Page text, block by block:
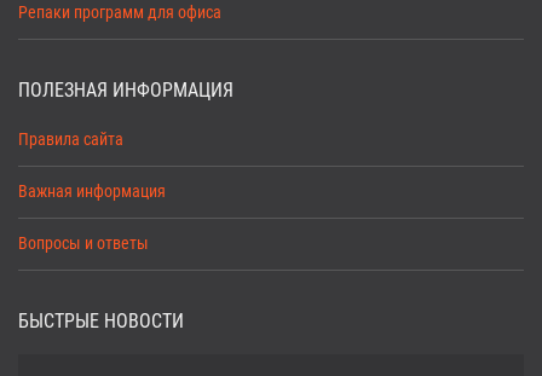
Репаки программ для офиса
ПОЛЕЗНАЯ ИНФОРМАЦИЯ
Правила сайта
Важная информация
Вопросы и ответы
БЫСТРЫЕ НОВОСТИ